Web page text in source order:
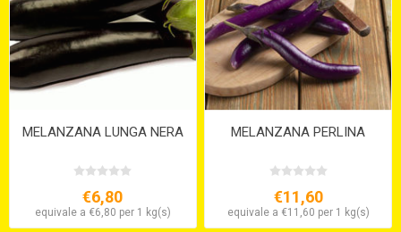
MELANZANA LUNGA NERA
€6,80
equivale a €6,80 per 1 kg(s)
MELANZANA PERLINA
€11,60
equivale a €11,60 per 1 kg(s)